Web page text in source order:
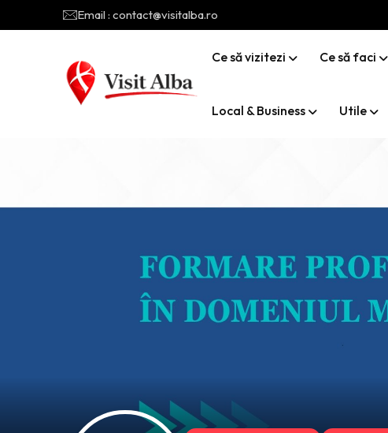
Email : contact@visitalba.ro
Ce să vizitezi Ce să faci
Local & Business Utile